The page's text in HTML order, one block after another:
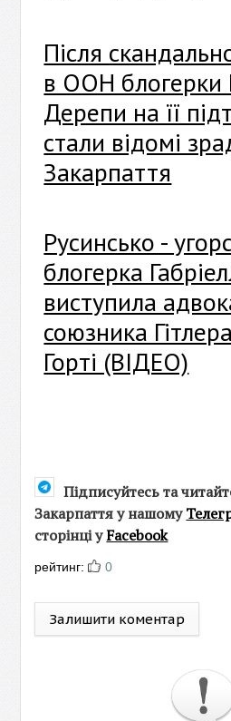
Після
в ООН блогерки
Дерепи на її
стали відомі
Закарпаття
Русинсько -
блогерка
виступила
союзника
Горті (ВІДЕО)
Підписуйтесь та
Закарпаття у нашому
сторінці уFacebook
рейтинг: 0
Залишити коментар